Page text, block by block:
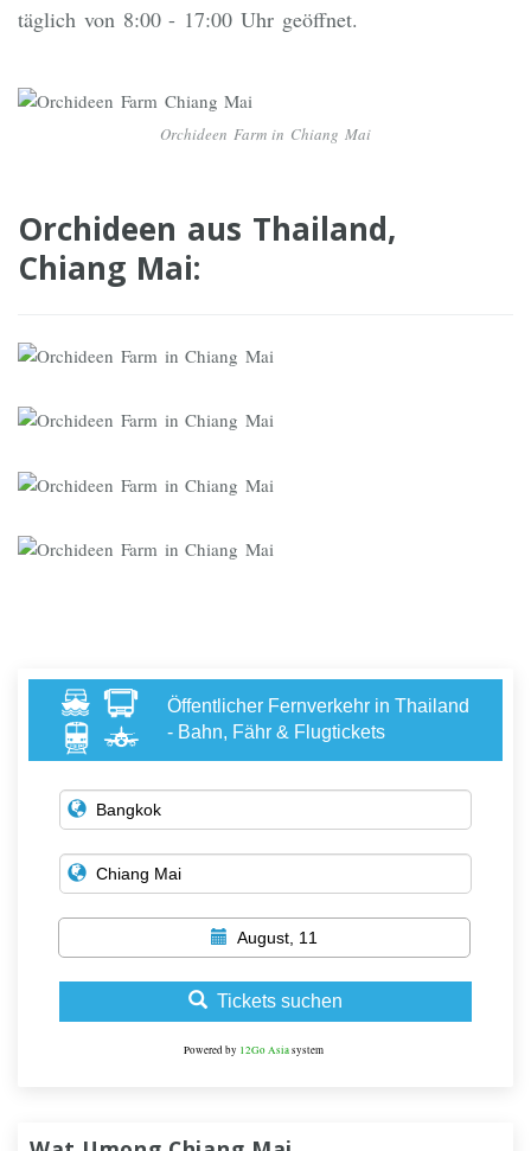
täglich von 8:00 - 17:00 Uhr geöffnet.
Orchideen Farm in Chiang Mai
Orchideen aus Thailand,
Chiang Mai:
Öffentlicher Fernverkehr in Thailand
- Bahn, Fähr & Flugtickets
August, 11
Tickets suchen
Powered by 12Go Asiasystem